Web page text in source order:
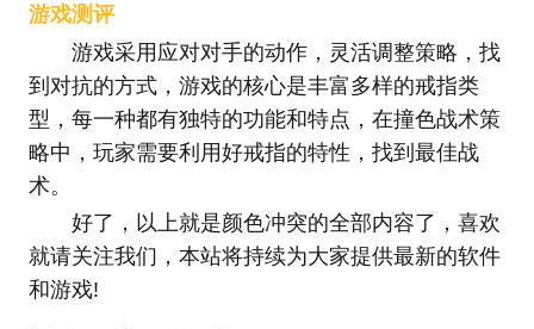
游戏测评
游戏采用应对对手的动作，灵活调整策略，找
到对抗的方式， 游戏的核心是丰富多样的戒指类
型，每一种都有独特的功能和特点， 在撞色战术策
略中，玩家需要利用好戒指的特性，找到最佳战
术。
好了，以上就是颜色冲突的全部内容了，喜欢
就请关注我们，本站将持续为大家提供最新的软件
和游戏!